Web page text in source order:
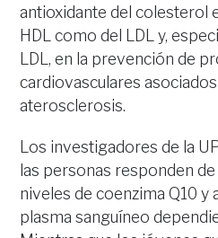
antioxidante del colesterol
HDL como del LDL y,
LDL, en la prevención de
cardiovasculares
aterosclerosis.
Los investigadores de la
las personas responden
niveles de coenzima Q10 y
plasma sanguíneo